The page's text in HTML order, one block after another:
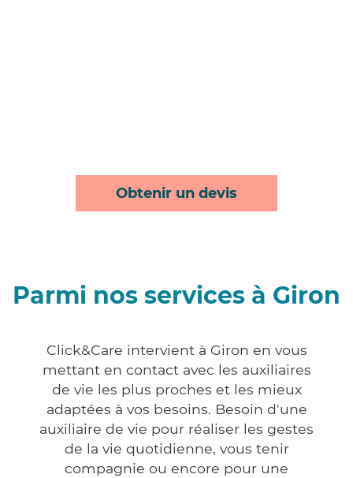
Obtenir un devis
Parmi nos services à Giron
Click&Care intervient à Giron en vous
mettant en contact avec les auxiliaires
de vie les plus proches et les mieux
adaptées à vos besoins. Besoin d'une
auxiliaire de vie pour réaliser les gestes
de la vie quotidienne, vous tenir
compagnie ou encore pour une